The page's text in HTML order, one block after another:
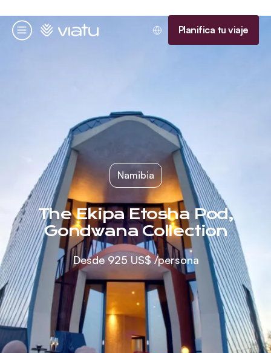
Menú
Página de inicio Planifica tu viaje
Namibia
The Ekipa Etosha Pod,
Gondwana Collection
Desde 925 US$/persona